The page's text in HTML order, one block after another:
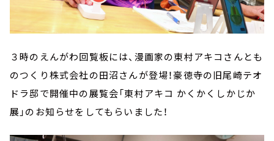
３時のえんがわ回覧板には、漫画家の東村アキコさんとも
のつくり株式会社の田沼さんが登場！豪徳寺の旧尾崎テオ
ドラ邸で開催中の展覧会「東村アキコ かくかくしかじか
展」のお知らせをしてもらいました！